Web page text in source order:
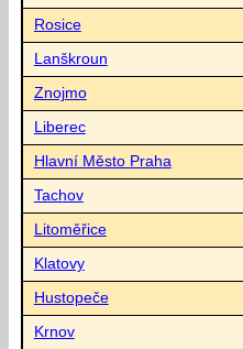
Rosice
Lanškroun
Znojmo
Liberec
Hlavní Město Praha
Tachov
Litoměřice
Klatovy
Hustopeče
Krnov